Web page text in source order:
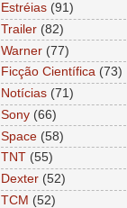
Estréias (91)
Trailer (82)
Warner (77)
Ficção Científica (73)
Notícias (71)
Sony (66)
Space (58)
TNT (55)
Dexter (52)
TCM (52)